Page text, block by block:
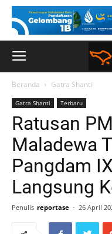
Beranda Gatra Shanti
Gatra Shanti Terbaru
Ratusan
Maladewa
Pangdam
Langsung
Penulis reportase - 26 April